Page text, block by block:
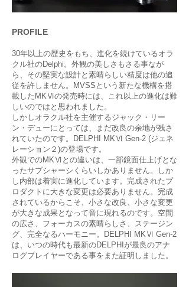
PROFILE
30年以上の歴史をもち、進化を続けているオラ
クル社のDelphi。外観の美しさもさる事なが
ら、その堅実な設計と素晴らしい精度は他の追
従を許しません。MVSSという新たな機構を搭
載したMKⅥの発売時には、これ以上の進化は難
しいのではと思われました。
しかしオラクル社を主催するジャック・リー
ン・デューにとっては、まだ改良の余地が残さ
れていたのです。DELPHI MKⅥ Gen-2 (ジェネ
レーション２)の登場です。
外観でのMKⅥとの違いは、一部鏡面仕上げとな
ったサブシャーシくらいしかありません。しか
し内部は着実に進化しています。完成されたプ
ロダクトに大きな変更は必要ありません。完成
されているからこそ、小さな改良、小さな変更
が大きな成果となって音に現れるのです。空間
の広さ、フォーカスの素晴らしさ、ステージン
グ、完全なるハーモニー。DELPHI MKⅥ Gen-2
は、いつの時代も最新のDELPHIが最良のアナ
ログプレイヤーである事をまた証明しました。